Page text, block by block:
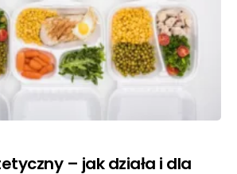
– jak działa i dla